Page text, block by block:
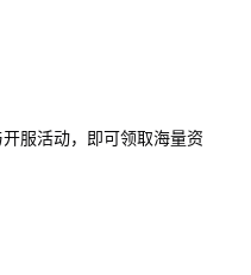
服活动，即可领取海量资